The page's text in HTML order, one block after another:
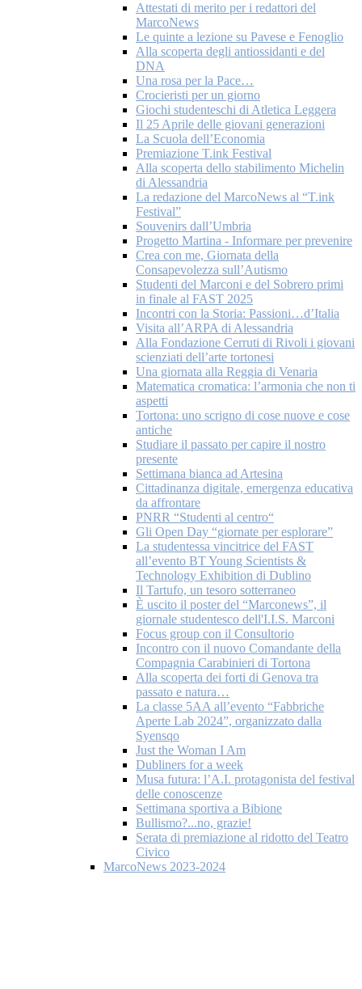
Attestati di merito per i redattori del
MarcoNews
Le quinte a lezione su Pavese e Fenoglio
Alla scoperta degli antiossidanti e del
DNA
Una rosa per la Pace…
Crocieristi per un giorno
Giochi studenteschi di Atletica Leggera
Il 25 Aprile delle giovani generazioni
La Scuola dell’Economia
Premiazione T.ink Festival
Alla scoperta dello stabilimento Michelin
di Alessandria
La redazione del MarcoNews al “T.ink
Festival”
Souvenirs dall’Umbria
Progetto Martina - Informare per prevenire
Crea con me, Giornata della
Consapevolezza sull’Autismo
Studenti del Marconi e del Sobrero primi
in finale al FAST 2025
Incontri con la Storia: Passioni…d’Italia
Visita all’ARPA di Alessandria
Alla Fondazione Cerruti di Rivoli i giovani
scienziati dell’arte tortonesi
Una giornata alla Reggia di Venaria
Matematica cromatica: l’armonia che non ti
aspetti
Tortona: uno scrigno di cose nuove e cose
antiche
Studiare il passato per capire il nostro
presente
Settimana bianca ad Artesina
Cittadinanza digitale, emergenza educativa
da affrontare
PNRR “Studenti al centro“
Gli Open Day “giornate per esplorare”
La studentessa vincitrice del FAST
all’evento BT Young Scientists &
Technology Exhibition di Dublino
Il Tartufo, un tesoro sotterraneo
È uscito il poster del “Marconews”, il
giornale studentesco dell'I.I.S. Marconi
Focus group con il Consultorio
Incontro con il nuovo Comandante della
Compagnia Carabinieri di Tortona
Alla scoperta dei forti di Genova tra
passato e natura…
La classe 5AA all’evento “Fabbriche
Aperte Lab 2024”, organizzato dalla
Syensqo
Just the Woman I Am
Dubliners for a week
Musa futura: l’A.I. protagonista del festival
delle conoscenze
Settimana sportiva a Bibione
Bullismo?...no, grazie!
Serata di premiazione al ridotto del Teatro
Civico
MarcoNews 2023-2024